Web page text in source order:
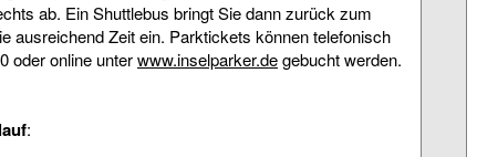
ab. Ein Shuttlebus bringt Sie dann zurück zum
ausreichend Zeit ein. Parktickets können telefonisch
oder online unterwww.inselparker.degebucht werden.
: